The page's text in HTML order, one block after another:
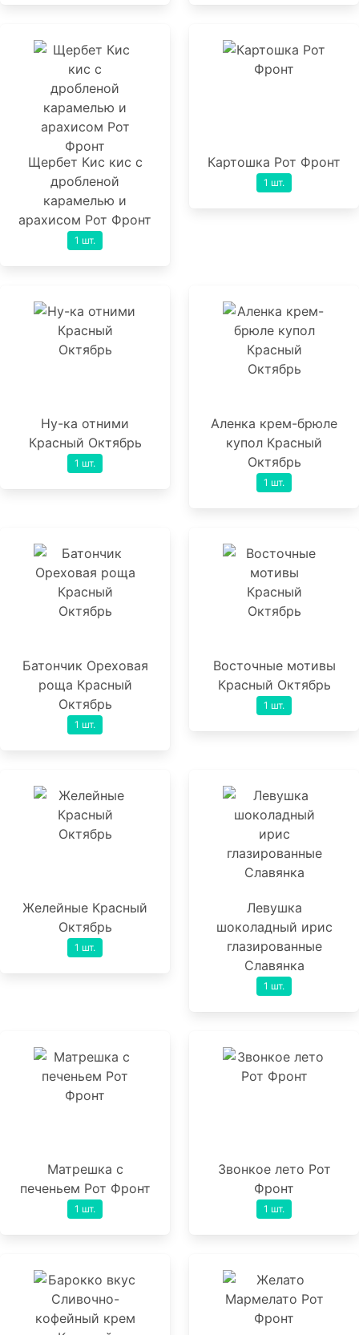
Щербет Кис кис с
дробленой
карамелью и
арахисом Рот Фронт
1 шт.
Картошка Рот Фронт
1 шт.
Ну-ка отними
Красный Октябрь
1 шт.
Аленка крем-брюле
купол Красный
Октябрь
1 шт.
Батончик Ореховая
роща Красный
Октябрь
1 шт.
Восточные мотивы
Красный Октябрь
1 шт.
Желейные Красный
Октябрь
1 шт.
Левушка
шоколадный ирис
глазированные
Славянка
1 шт.
Матрешка с
печеньем Рот Фронт
1 шт.
Звонкое лето Рот
Фронт
1 шт.